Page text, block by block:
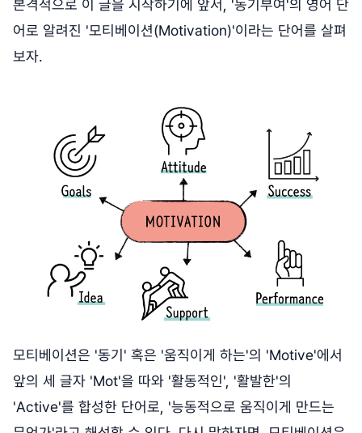
본격적으로 이 글을 시작하기에 앞서, '동기부여'의 영어 단
어로 알려진 '모티베이션(Motivation)'이라는 단어를 살펴
보자.
모티베이션은 '동기' 혹은 '움직이게 하는'의 'Motive'에서
앞의 세 글자 'Mot'을 따와 '활동적인', '활발한'의
'Active'를 합성한 단어로, '능동적으로 움직이게 만드는